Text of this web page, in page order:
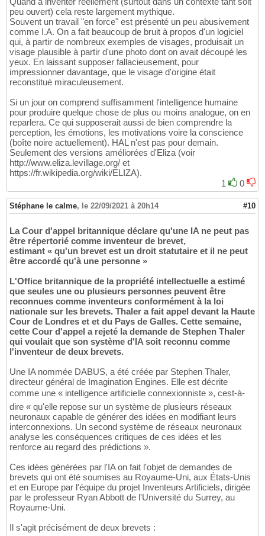
peu ouvert) cela reste largement mythique.
Souvent un travail "en force" est présenté un peu abusivement
comme I.A. On a fait beaucoup de bruit à propos d'un logiciel
qui, à partir de nombreux exemples de visages, produisait un
visage plausible à partir d'une photo dont on avait découpé les
yeux. En laissant supposer fallacieusement, pour
impressionner davantage, que le visage d'origine était
reconstitué miraculeusement.
Si un jour on comprend suffisamment l'intelligence humaine
pour produire quelque chose de plus ou moins analogue, on en
reparlera. Ce qui supposerait aussi de bien comprendre la
perception, les émotions, les motivations voire la conscience
(boîte noire actuellement). HAL n'est pas pour demain.
Seulement des versions améliorées d'Eliza (voir
http://www.eliza.levillage.org/ et
https://fr.wikipedia.org/wiki/ELIZA).
1
0
Stéphane le calme, le 22/09/2021 à 20h14 #10
La Cour d'appel britannique déclare qu'une IA ne peut pas
être répertorié comme inventeur de brevet,
estimant « qu'un brevet est un droit statutaire et il ne peut
être accordé qu'à une personne »
L'Office britannique de la propriété intellectuelle a estimé
que seules une ou plusieurs personnes peuvent être
reconnues comme inventeurs conformément à la loi
nationale sur les brevets. Thaler a fait appel devant la Haute
Cour de Londres et et du Pays de Galles. Cette semaine,
cette Cour d'appel a rejeté la demande de Stephen Thaler
qui voulait que son système d'IA soit reconnu comme
l'inventeur de deux brevets.
Une IA nommée DABUS, a été créée par Stephen Thaler,
directeur général de Imagination Engines. Elle est décrite
comme une « intelligence artificielle connexionniste », cest-à-
dire « qu'elle repose sur un système de plusieurs réseaux
neuronaux capable de générer des idées en modifiant leurs
interconnexions. Un second système de réseaux neuronaux
analyse les conséquences critiques de ces idées et les
renforce au regard des prédictions ».
Ces idées générées par l'IA on fait l'objet de demandes de
brevets qui ont été soumises au Royaume-Uni, aux États-Unis
et en Europe par l'équipe du projet Inventeurs Artificiels, dirigée
par le professeur Ryan Abbott de l'Université du Surrey, au
Royaume-Uni.
Il s'agit précisément de deux brevets :